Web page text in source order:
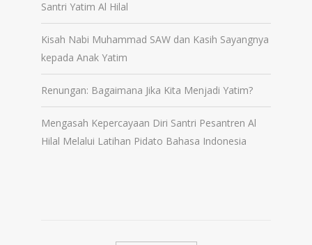
Santri Yatim Al Hilal
Kisah Nabi Muhammad SAW dan Kasih Sayangnya
kepada Anak Yatim
Renungan: Bagaimana Jika Kita Menjadi Yatim?
Mengasah Kepercayaan Diri Santri Pesantren Al
Hilal Melalui Latihan Pidato Bahasa Indonesia